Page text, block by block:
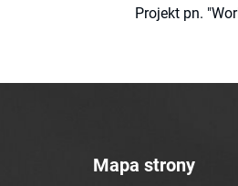
Projekt pn.
Mapa strony